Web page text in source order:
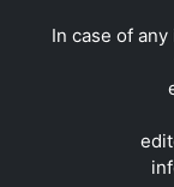
In case of